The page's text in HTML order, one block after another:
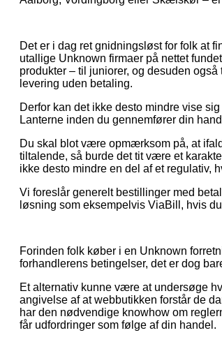
Det er i dag ret gnidningsløst for folk at
utallige Unknown firmaer på nettet
produkter – til juniorer, og desuden
levering uden betaling.
Derfor kan det ikke desto mindre vise
Lanterne inden du gennemfører din
Du skal blot være opmærksom på, at
tiltalende, så burde det tit være et
ikke desto mindre en del af et regulativ,
Vi foreslår generelt bestillinger med
løsning som eksempelvis ViaBill, hvis
Forinden folk køber i en Unknown
forhandlerens betingelser, det er dog
Et alternativ kunne være at undersøge
angivelse af at webbutikken forstår de
har den nødvendige knowhow om
får udfordringer som følge af din handel.